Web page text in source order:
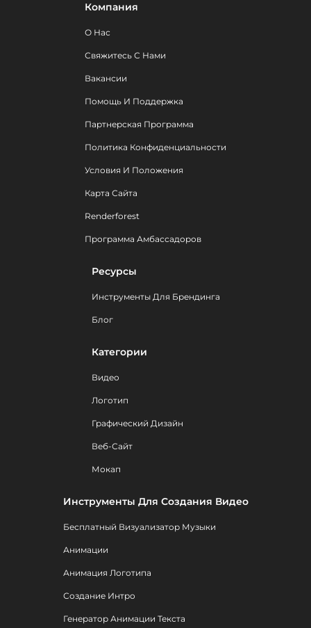
Компания
О Нас
Свяжитесь С Нами
Вакансии
Помощь И Поддержка
Партнерская Программа
Политика Конфиденциальности
Условия И Положения
Карта Сайта
Renderforest
Программа Амбассадоров
Ресурсы
Инструменты Для Брендинга
Блог
Категории
Видео
Логотип
Графический Дизайн
Веб-Сайт
Мокап
Инструменты Для Создания Видео
Бесплатный Визуализатор Музыки
Анимации
Анимация Логотипа
Создание Интро
Генератор Анимации Текста